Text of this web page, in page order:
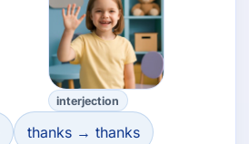
interjection
thanks → thanks